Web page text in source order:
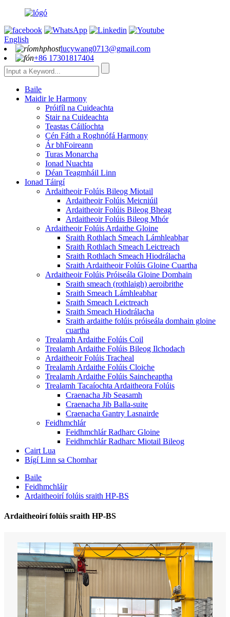
English
lucywang0713@gmail.com
+86 17301817404
Baile
Maidir le Harmony
Próifíl na Cuideachta
Stair na Cuideachta
Teastas Cáilíochta
Cén Fáth a Roghnófá Harmony
Ár bhFoireann
Turas Monarcha
Ionad Nuachta
Déan Teagmháil Linn
Ionad Táirgí
Ardaitheoir Folúis Bileog Miotail
Ardaitheoir Folúis Meicniúil
Ardaitheoir Folúis Bileog Bheag
Ardaitheoir Folúis Bileog Mhór
Ardaitheoir Folúis Ardaithe Gloine
Sraith Rothlach Smeach Lámhleabhar
Sraith Rothlach Smeach Leictreach
Sraith Rothlach Smeach Hiodrálacha
Sraith Ardaitheoir Folúis Gloine Cuartha
Ardaitheoir Folúis Próiseála Gloine Domhain
Sraith smeach (rothlaigh) aeroibrithe
Sraith Smeach Lámhleabhar
Sraith Smeach Leictreach
Sraith Smeach Hiodrálacha
Sraith ardaithe folúis próiseála domhain gloine
cuartha
Trealamh Ardaithe Folúis Coil
Trealamh Ardaithe Folúis Bileog Ilchodach
Ardaitheoir Folúis Tracheal
Trealamh Ardaithe Folúis Cloiche
Trealamh Ardaithe Folúis Saincheaptha
Trealamh Tacaíochta Ardaitheora Folúis
Craenacha Jib Seasamh
Craenacha Jib Balla-suite
Craenacha Gantry Lasnairde
Feidhmchlár
Feidhmchlár Radharc Gloine
Feidhmchlár Radharc Miotail Bileog
Cairt Lua
Bígí Linn sa Chomhar
Baile
Feidhmchláir
Ardaitheoirí folúis sraith HP-BS
Ardaitheoirí folúis sraith HP-BS